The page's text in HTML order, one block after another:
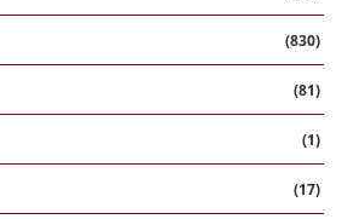
(830)
(81)
(1)
(17)